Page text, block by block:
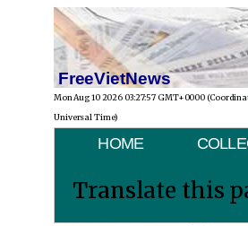
FreeVietNews
Mon Aug 10 2026 03:27:57 GMT+0000
Universal Time)
HOME
Translate this